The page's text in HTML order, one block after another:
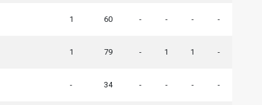
1 60 - - - -
1 79 - 1 1 -
- 34 - - - -